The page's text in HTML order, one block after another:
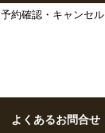
予約確認・キャンセル
よくあるお問合せ